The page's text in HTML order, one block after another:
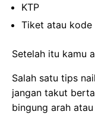
KTP
Tiket atau kode
Setelah itu kamu
Salah satu tips
jangan takut
bingung arah